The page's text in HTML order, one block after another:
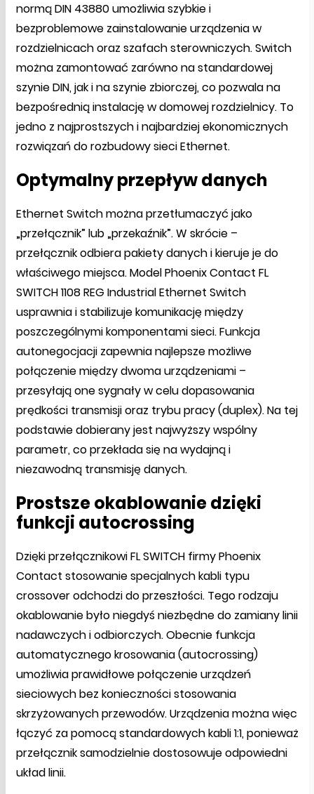
normą DIN 43880 umożliwia szybkie i
bezproblemowe zainstalowanie urządzenia w
rozdzielnicach oraz szafach sterowniczych. Switch
można zamontować zarówno na standardowej
szynie DIN, jak i na szynie zbiorczej, co pozwala na
bezpośrednią instalację w domowej rozdzielnicy. To
jedno z najprostszych i najbardziej ekonomicznych
rozwiązań do rozbudowy sieci Ethernet.
Optymalny przepływ danych
Ethernet Switch można przetłumaczyć jako
„przełącznik” lub „przekaźnik”. W skrócie –
przełącznik odbiera pakiety danych i kieruje je do
właściwego miejsca. Model Phoenix Contact FL
SWITCH 1108 REG Industrial Ethernet Switch
usprawnia i stabilizuje komunikację między
poszczególnymi komponentami sieci. Funkcja
autonegocjacji zapewnia najlepsze możliwe
połączenie między dwoma urządzeniami –
przesyłają one sygnały w celu dopasowania
prędkości transmisji oraz trybu pracy (duplex). Na tej
podstawie dobierany jest najwyższy wspólny
parametr, co przekłada się na wydajną i
niezawodną transmisję danych.
Prostsze okablowanie dzięki
funkcji autocrossing
Dzięki przełącznikowi FL SWITCH firmy Phoenix
Contact stosowanie specjalnych kabli typu
crossover odchodzi do przeszłości. Tego rodzaju
okablowanie było niegdyś niezbędne do zamiany linii
nadawczych i odbiorczych. Obecnie funkcja
automatycznego krosowania (autocrossing)
umożliwia prawidłowe połączenie urządzeń
sieciowych bez konieczności stosowania
skrzyżowanych przewodów. Urządzenia można więc
łączyć za pomocą standardowych kabli 1:1, ponieważ
przełącznik samodzielnie dostosowuje odpowiedni
układ linii.